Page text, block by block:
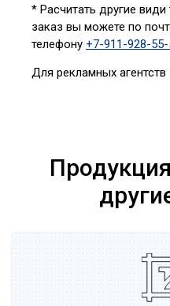
* Расчитать другие
заказ вы можете по
телефону +7-911-928-55-
Для рекламных